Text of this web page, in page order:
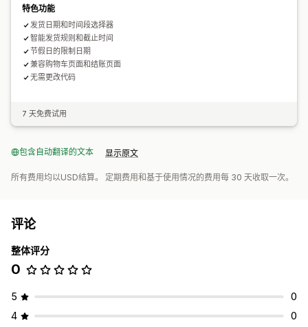
特色功能
发货日期和时间段选择器
智能发货规则和截止时间
节假日的限制日期
兼容购物车页面和结账页面
无需更改代码
7 天免费试用
包含自动翻译的文本 显示原文
所有费用均以USD结算。 定期费用和基于使用情况的费用每 30 天收取一次。
评论
整体评分
0
5
0
4
0